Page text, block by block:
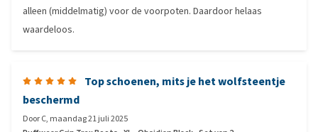
alleen (middelmatig) voor de voorpoten. Daardoor helaas
waardeloos.
Top schoenen, mits je het wolfsteentje
beschermd
DoorC, maandag 21 juli 2025